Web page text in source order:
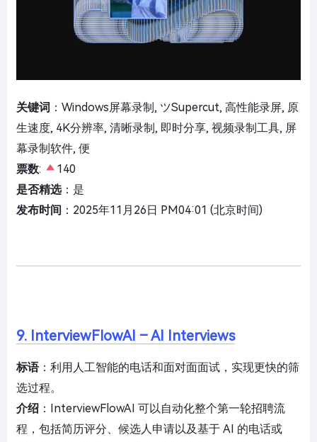
关键词 ：Windows屏幕录制, ツSupercut, 高性能录屏, 原
生速度, 4K分辨率, 清晰录制, 即时分享, 视频录制工具, 屏
幕录制软件, 便
票数:
140
是否精选：是
发布时间 ：2025年11月26日 PM04:01 (北京时间)
9. InterviewFlowAI – AI Interviews
标语：利用人工智能的电话和面对面面试，实现更快的筛
选过程。
介绍 ：InterviewFlowAI 可以自动化整个第一轮招聘流
程，包括简历评分、候选人申请以及基于 AI 的电话或